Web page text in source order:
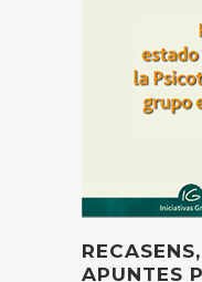
APUNTES